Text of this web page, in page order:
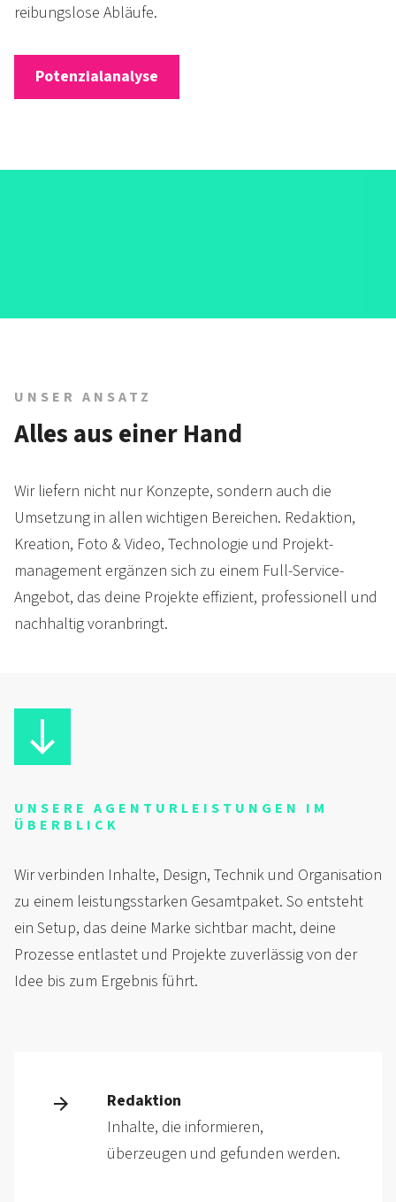
reibungslose Abläufe.
Potenzialanalyse
UNSER ANSATZ
Alles aus einer Hand
Wir liefern nicht nur Konzepte, sondern auch die
Umsetzung in allen wichtigen Bereichen. Redaktion,
Kreation, Foto & Video, Tech­nologie und Projekt­
management ergänzen sich zu einem Full-Service-
Angebot, das deine Projekte effizient, professionell und
nachhaltig voranbringt.
UNSERE AGENTURLEISTUNGEN IM
ÜBERBLICK
Wir verbinden Inhalte, Design, Technik und Organisation
zu einem leistungsstarken Gesamtpaket. So entsteht
ein Setup, das deine Marke sichtbar macht, deine
Prozesse entlastet und Projekte zuverlässig von der
Idee bis zum Ergebnis führt.
Redaktion
Inhalte, die informieren,
überzeugen und gefunden werden.